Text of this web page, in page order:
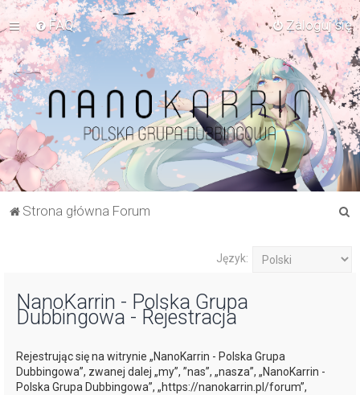
FAQ Zaloguj się
Strona główna Forum
Język:
NanoKarrin - Polska Grupa
Dubbingowa - Rejestracja
Rejestrując się na witrynie „NanoKarrin - Polska Grupa
Dubbingowa”, zwanej dalej „my”, ”nas”, „nasza”, „NanoKarrin -
Polska Grupa Dubbingowa”, „https://nanokarrin.pl/forum”,